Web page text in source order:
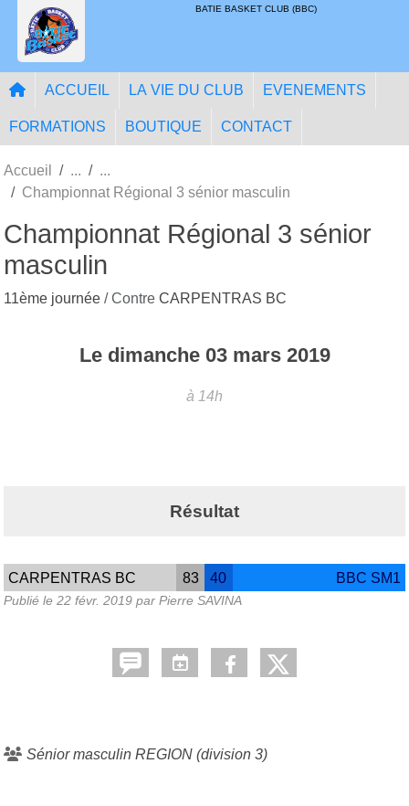
BATIE BASKET CLUB (BBC)
ACCUEIL LA VIE DU CLUB EVENEMENTS
FORMATIONS BOUTIQUE CONTACT
Accueil
Championnat Régional 3 sénior masculin
Championnat Régional 3 sénior
masculin
11ème journée / Contre CARPENTRAS BC
Le dimanche 03 mars 2019
à 14h
Résultat
CARPENTRAS BC 83 40 BBC SM1
Publié le 22 févr. 2019 par Pierre SAVINA
Sénior masculin REGION (division 3)
Panneau de gestion des cookies